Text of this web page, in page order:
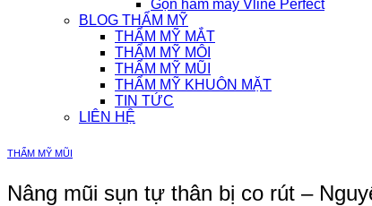
Gọn hàm máy Vline Perfect
BLOG THẨM MỸ
THẨM MỸ MẮT
THẨM MỸ MÔI
THẨM MỸ MŨI
THẨM MỸ KHUÔN MẶT
TIN TỨC
LIÊN HỆ
THẨM MỸ MŨI
Nâng mũi sụn tự thân bị co rút –